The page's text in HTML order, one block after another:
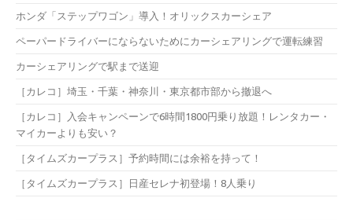
ホンダ「ステップワゴン」導入！オリックスカーシェア
ペーパードライバーにならないためにカーシェアリングで運転練習
カーシェアリングで駅まで送迎
［カレコ］埼玉・千葉・神奈川・東京都市部から撤退へ
［カレコ］入会キャンペーンで6時間1800円乗り放題！レンタカー・
マイカーよりも安い？
［タイムズカープラス］予約時間には余裕を持って！
［タイムズカープラス］日産セレナ初登場！8人乗り